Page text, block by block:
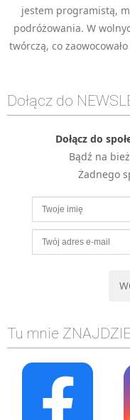
jestem programistą,
podróżowania. W
twórczą, co
Dołącz do
Dołącz do
Bądź na
Żadnego
Tu mnie